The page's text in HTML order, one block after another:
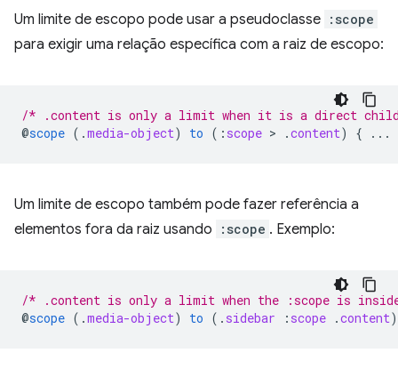
Um limite de escopo pode usar a pseudoclasse :scope
para exigir uma relação específica com a raiz de escopo:
/* .content is only a limit when it is a direct
@scope ( .media-object) to ( : scope > .content) { ...
Um limite de escopo também pode fazer referência a
elementos fora da raiz usando
:scope . Exemplo:
/* .content is only a limit when the :scope is
@scope ( .media-object) to ( . sidebar : scope .content)